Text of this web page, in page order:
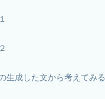
生成した文から考えてみる